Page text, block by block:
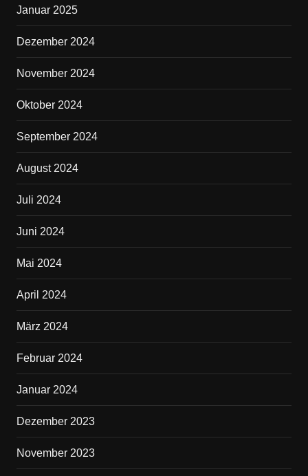
Januar 2025
Dezember 2024
November 2024
Oktober 2024
September 2024
August 2024
Juli 2024
Juni 2024
Mai 2024
April 2024
März 2024
Februar 2024
Januar 2024
Dezember 2023
November 2023